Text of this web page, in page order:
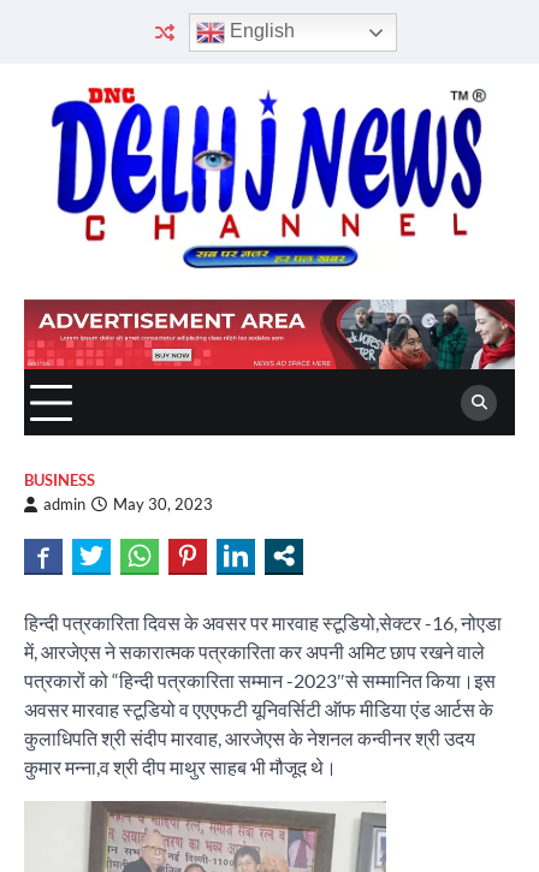
English
BUSINESS
admin
May 30, 2023
हिन्दी पत्रकारिता दिवस के अवसर पर मारवाह स्टूडियो,सेक्टर -16, नोएडा
में, आरजेएस ने सकारात्मक पत्रकारिता कर अपनी अमिट छाप रखने वाले
पत्रकारों को “हिन्दी पत्रकारिता सम्मान -2023″से सम्मानित किया।इस
अवसर मारवाह स्टूडियो व एएएफटी यूनिवर्सिटी ऑफ मीडिया एंड आर्टस के
कुलाधिपति श्री संदीप मारवाह, आरजेएस के नेशनल कन्वीनर श्री उदय
कुमार मन्ना,व श्री दीप माथुर साहब भी मौजूद थे।